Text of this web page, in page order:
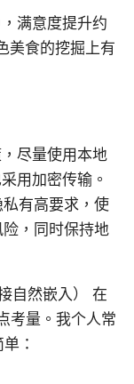
满意度提升约
美食的挖掘上有
尽量使用本地
用加密传输。
有高要求，使
，同时保持地
自然嵌入） 在
考量。我个人常
：